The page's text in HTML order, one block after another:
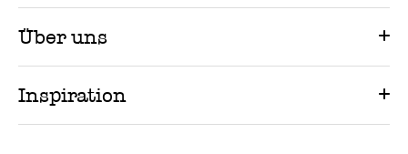
Über uns
Inspiration